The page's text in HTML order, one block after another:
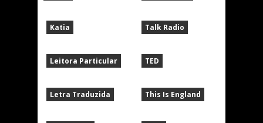
Katia
Leitora Particular
Letra Traduzida
Talk Radio
TED
This Is England